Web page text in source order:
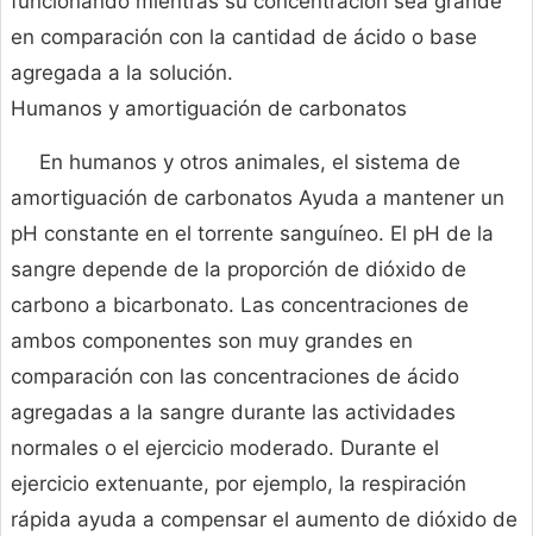
en comparación con la cantidad de ácido o base
agregada a la solución.
Humanos y amortiguación de carbonatos
En humanos y otros animales, el sistema de
amortiguación de carbonatos Ayuda a mantener un
pH constante en el torrente sanguíneo. El pH de la
sangre depende de la proporción de dióxido de
carbono a bicarbonato. Las concentraciones de
ambos componentes son muy grandes en
comparación con las concentraciones de ácido
agregadas a la sangre durante las actividades
normales o el ejercicio moderado. Durante el
ejercicio extenuante, por ejemplo, la respiración
rápida ayuda a compensar el aumento de dióxido de